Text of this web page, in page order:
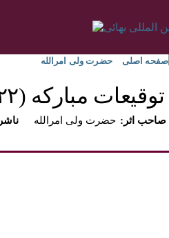
صفحه اصلی حضرت ولی امرالله
توقيعات مباركه (۱۹۲۲-۱۹۲۶)‏
:ناشر حضرت ولی امرالله
:صاحب اثر